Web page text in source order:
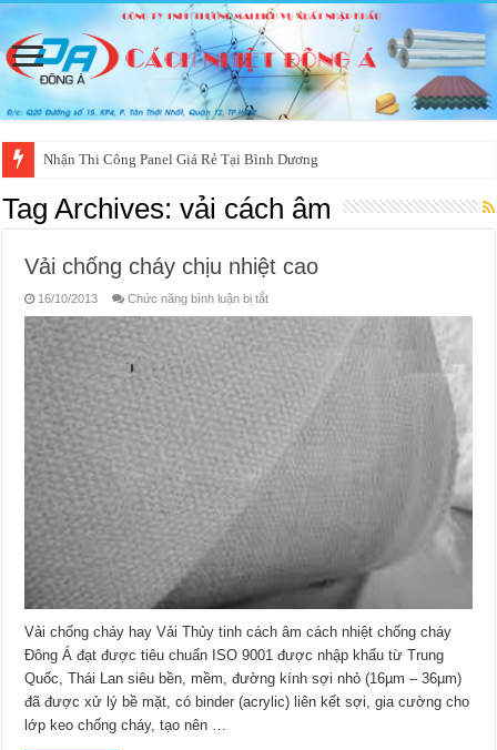
Nhận Thi Công Panel Giá Rẻ Tại Bình Dương
Tag Archives:vải cách âm
Vải chống cháy chịu nhiệt cao
16/10/2013 Chức năng bình luận bị tắtở
chống
cháy
chịu
nhiệt
cao
Vải chống cháy hay Vải Thủy tinh cách âm cách nhiệt chống cháy
Đông Á đạt được tiêu chuẩn ISO 9001 được nhập khẩu từ Trung
Quốc, Thái Lan siêu bền, mềm, đường kính sợi nhỏ (16µm – 36µm)
đã được xử lý bề mặt, có binder (acrylic) liên kết sợi, gia cường cho
lớp keo chống cháy, tạo nên …